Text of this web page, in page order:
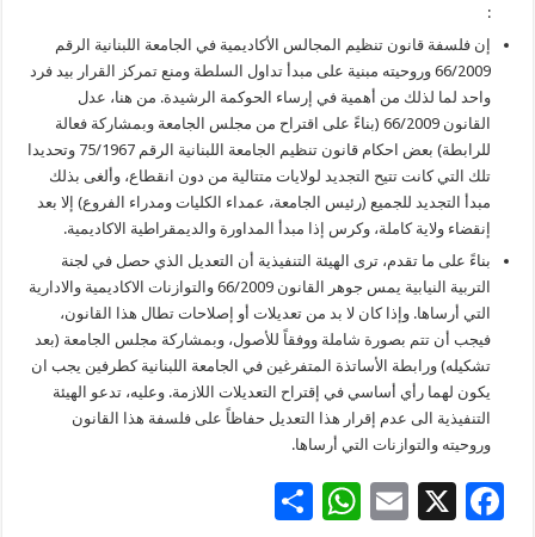
:
إن فلسفة قانون تنظيم المجالس الأكاديمية في الجامعة اللبنانية الرقم
66/2009 وروحيته مبنية على مبدأ تداول السلطة ومنع تمركز القرار بيد فرد
واحد لما لذلك من أهمية في إرساء الحوكمة الرشيدة. من هنا، عدل
القانون 66/2009 (بناءً على اقتراح من مجلس الجامعة وبمشاركة فعالة
للرابطة) بعض احكام قانون تنظيم الجامعة اللبنانية الرقم 75/1967 وتحديدا
تلك التي كانت تتيح التجديد لولايات متتالية من دون انقطاع، وألغى بذلك
مبدأ التجديد للجميع (رئيس الجامعة، عمداء الكليات ومدراء الفروع) إلا بعد
إنقضاء ولاية كاملة، وكرس إذا مبدأ المداورة والديمقراطية الاكاديمية.
بناءً على ما تقدم، ترى الهيئة التنفيذية أن التعديل الذي حصل في لجنة
التربية النيابية يمس جوهر القانون 66/2009 والتوازنات الاكاديمية والادارية
التي أرساها. وإذا كان لا بد من تعديلات أو إصلاحات تطال هذا القانون،
فيجب أن تتم بصورة شاملة ووفقاً للأصول، وبمشاركة مجلس الجامعة (بعد
تشكيله) ورابطة الأساتذة المتفرغين في الجامعة اللبنانية كطرفين يجب ان
يكون لهما رأي أساسي في إقتراح التعديلات اللازمة. وعليه، تدعو الهيئة
التنفيذية الى عدم إقرار هذا التعديل حفاظاً على فلسفة هذا القانون
وروحيته والتوازنات التي أرساها.
F
X
E
W